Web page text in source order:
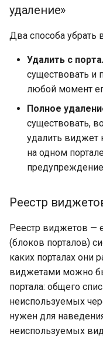
удаление»
Два способа убрать
Удалить с
существовать и
любой момент
Полное
существовать,
удалить виджет
на одном
предупреждение
Реестр
Реестр виджетов —
(блоков порталов)
каких порталах они
виджетами можно
портала: общего
неиспользуемых
нужен для
неиспользуемых